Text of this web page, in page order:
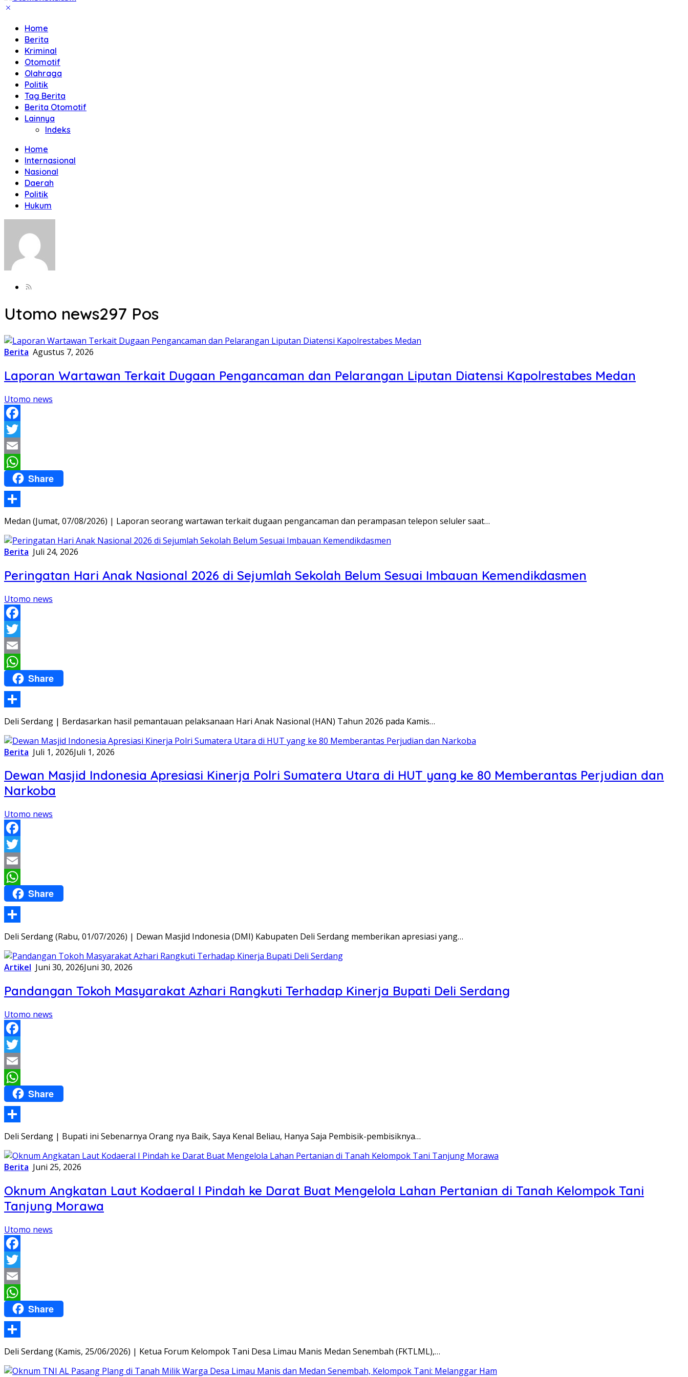
Home
Berita
Kriminal
Otomotif
Olahraga
Politik
Tag Berita
Berita Otomotif
Lainnya
Indeks
Home
Internasional
Nasional
Daerah
Politik
Hukum
Utomo news297 Pos
Berita Agustus 7, 2026
Laporan Wartawan Terkait Dugaan Pengancaman dan Pelarangan Liputan Diatensi Kapolrestabes Medan
Utomo news
Facebook
Twitter
Email
WhatsApp
Share
Share
Medan (Jumat, 07/08/2026) | Laporan seorang wartawan terkait dugaan pengancaman dan perampasan telepon seluler saat…
Berita Juli 24, 2026
Peringatan Hari Anak Nasional 2026 di Sejumlah Sekolah Belum Sesuai Imbauan Kemendikdasmen
Utomo news
Facebook
Twitter
Email
WhatsApp
Share
Share
Deli Serdang | Berdasarkan hasil pemantauan pelaksanaan Hari Anak Nasional (HAN) Tahun 2026 pada Kamis…
Berita Juli 1, 2026Juli 1, 2026
Dewan Masjid Indonesia Apresiasi Kinerja Polri Sumatera Utara di HUT yang ke 80 Memberantas Perjudian dan
Narkoba
Utomo news
Facebook
Twitter
Email
WhatsApp
Share
Share
Deli Serdang (Rabu, 01/07/2026) | Dewan Masjid Indonesia (DMI) Kabupaten Deli Serdang memberikan apresiasi yang…
Artikel Juni 30, 2026Juni 30, 2026
Pandangan Tokoh Masyarakat Azhari Rangkuti Terhadap Kinerja Bupati Deli Serdang
Utomo news
Facebook
Twitter
Email
WhatsApp
Share
Share
Deli Serdang | Bupati ini Sebenarnya Orang nya Baik, Saya Kenal Beliau, Hanya Saja Pembisik-pembisiknya…
Berita Juni 25, 2026
Oknum Angkatan Laut Kodaeral I Pindah ke Darat Buat Mengelola Lahan Pertanian di Tanah Kelompok Tani
Tanjung Morawa
Utomo news
Facebook
Twitter
Email
WhatsApp
Share
Share
Deli Serdang (Kamis, 25/06/2026) | Ketua Forum Kelompok Tani Desa Limau Manis Medan Senembah (FKTLML),…